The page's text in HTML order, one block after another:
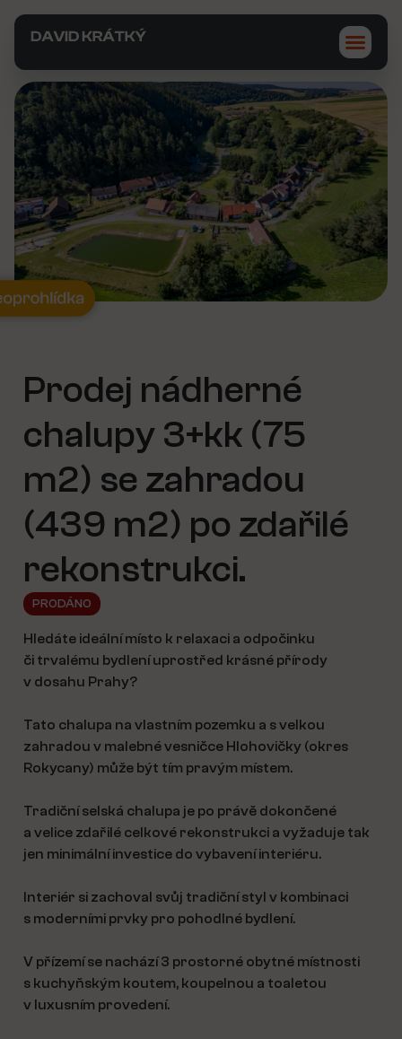
Prodej nádherné
chalupy 3+kk (75
m2) se zahradou
(439 m2) po zdařilé
rekonstrukci.
PRODÁNO
Hledáte ideální místo k relaxaci a odpočinku
či trvalému bydlení uprostřed krásné přírody
v dosahu Prahy?
Tato chalupa na vlastním pozemku a s velkou
zahradou v malebné vesničce Hlohovičky (okres
Rokycany) může být tím pravým místem.
Tradiční selská chalupa je po právě dokončené
a velice zdařilé celkové rekonstrukci a vyžaduje tak
jen minimální investice do vybavení interiéru.
Interiér si zachoval svůj tradiční styl v kombinaci
s moderními prvky pro pohodlné bydlení.
V přízemí se nachází 3 prostorné obytné místnosti
s kuchyňským koutem, koupelnou a toaletou
v luxusním provedení.